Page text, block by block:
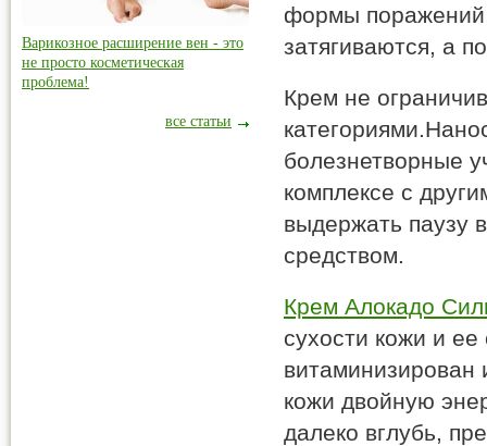
формы
затягиваются, а
Крем не
болезнетворные
комплексе с
выдержать паузу
средством.
Крем Алокадо
сухости кожи и
витаминизирован
кожи двойную
далеко вглубь,
Варикозное расширение вен - это
не просто косметическая
проблема!
все статьи